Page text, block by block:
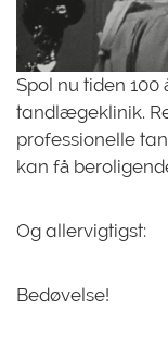
Spol nu tiden
tandlægeklinik.
professionelle
kan få
Og allervigtigst:
Bedøvelse!